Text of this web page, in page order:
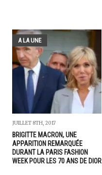
A LA UNE
JUILLET 8TH, 2017
BRIGITTE MACRON, UNE
APPARITION REMARQUÉE
DURANT LA PARIS FASHION
WEEK POUR LES 70 ANS DE DIOR